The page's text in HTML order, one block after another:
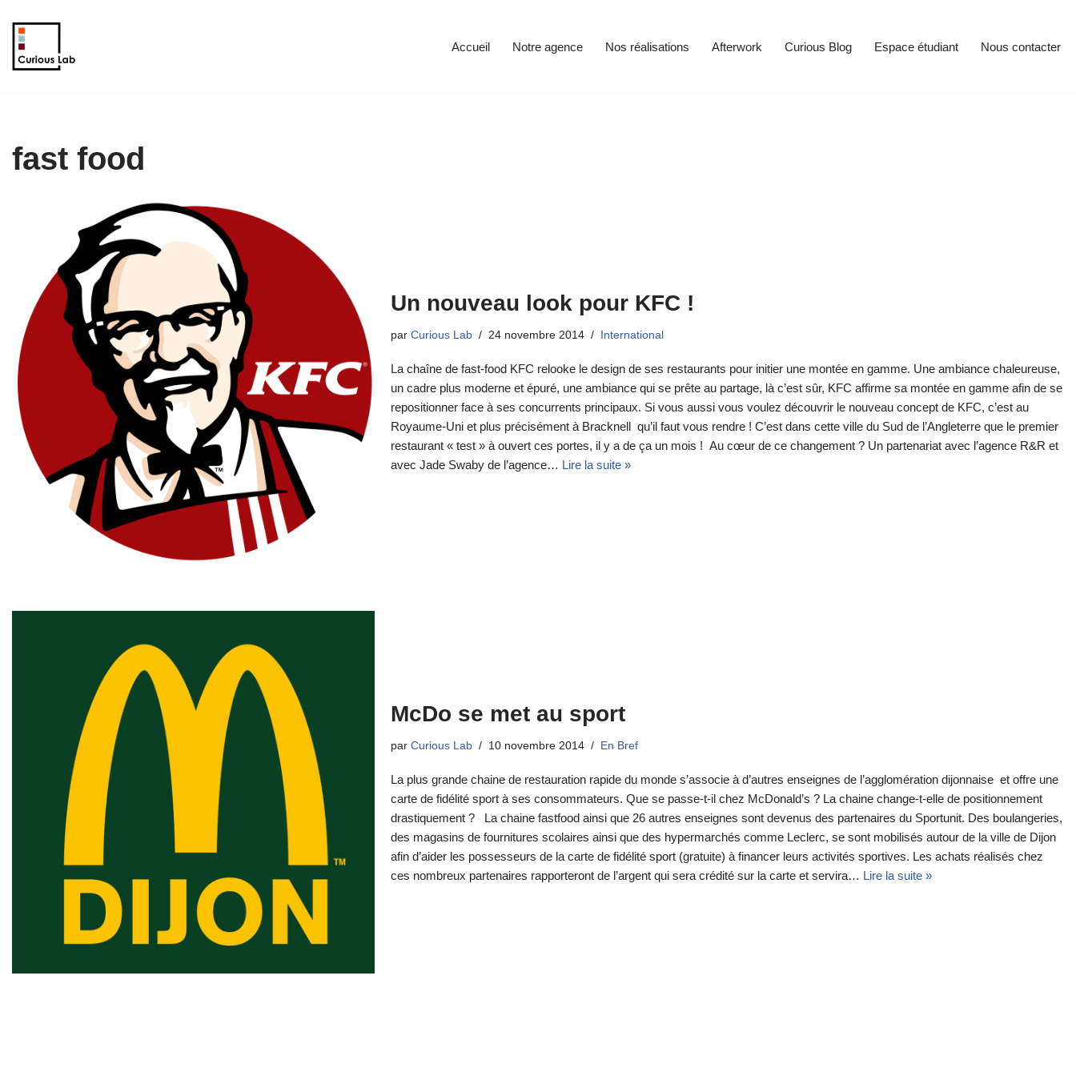
Aller
au
Accueil Notre agence Nos réalisations Afterwork Curious Blog Espace étudiant Nous contacter
fast food
Un nouveau look pour KFC !
par Curious Lab 24 novembre 2014 International
La chaîne de fast-food KFC relooke le design de ses restaurants pour initier une montée en gamme. Une ambiance chaleureuse,
un cadre plus moderne et épuré, une ambiance qui se prête au partage, là c’est sûr, KFC affirme sa montée en gamme afin de se
repositionner face à ses concurrents principaux. Si vous aussi vous voulez découvrir le nouveau concept de KFC, c’est au
Royaume-Uni et plus précisément à Bracknell qu’il faut vous rendre ! C’est dans cette ville du Sud de l’Angleterre que le premier
restaurant « test » à ouvert ces portes, il y a de ça un mois ! Au cœur de ce changement ? Un partenariat avec l’agence R&R et
avec Jade Swaby de l’agence… Lire la suite »
McDo se met au sport
par Curious Lab 10 novembre 2014 En Bref
La plus grande chaine de restauration rapide du monde s’associe à d’autres enseignes de l’agglomération dijonnaise et offre une
carte de fidélité sport à ses consommateurs. Que se passe-t-il chez McDonald’s ? La chaine change-t-elle de positionnement
drastiquement ? La chaine fastfood ainsi que 26 autres enseignes sont devenus des partenaires du Sportunit. Des boulangeries,
des magasins de fournitures scolaires ainsi que des hypermarchés comme Leclerc, se sont mobilisés autour de la ville de Dijon
afin d’aider les possesseurs de la carte de fidélité sport (gratuite) à financer leurs activités sportives. Les achats réalisés chez
ces nombreux partenaires rapporteront de l’argent qui sera crédité sur la carte et servira… Lire la suite »